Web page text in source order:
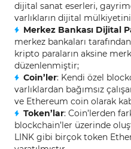
dijital sanat eserleri,
varlıkların dijital
Merkez Bankası Dijital
merkez bankaları
kripto paraların aksine
düzenlenmiştir;
Coin’ler: Kendi özel
varlıklardan bağımsız
ve Ethereum coin olarak
Token’lar: Coin’lerden
blockchain’ler üzerinde
LINK gibi birçok token